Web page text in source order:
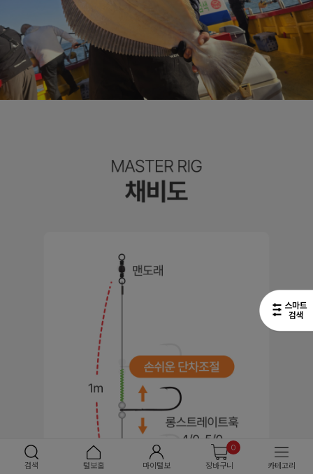
검색 털보홈 마이털보
0
장바구니
카테고리